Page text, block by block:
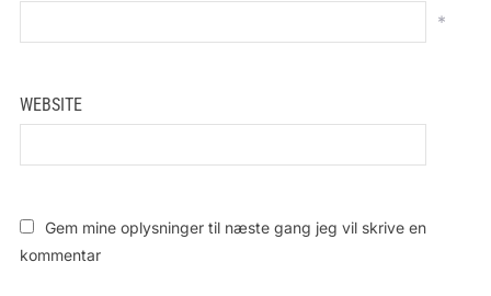
*
WEBSITE
Gem mine oplysninger til næste gang jeg vil skrive en
kommentar